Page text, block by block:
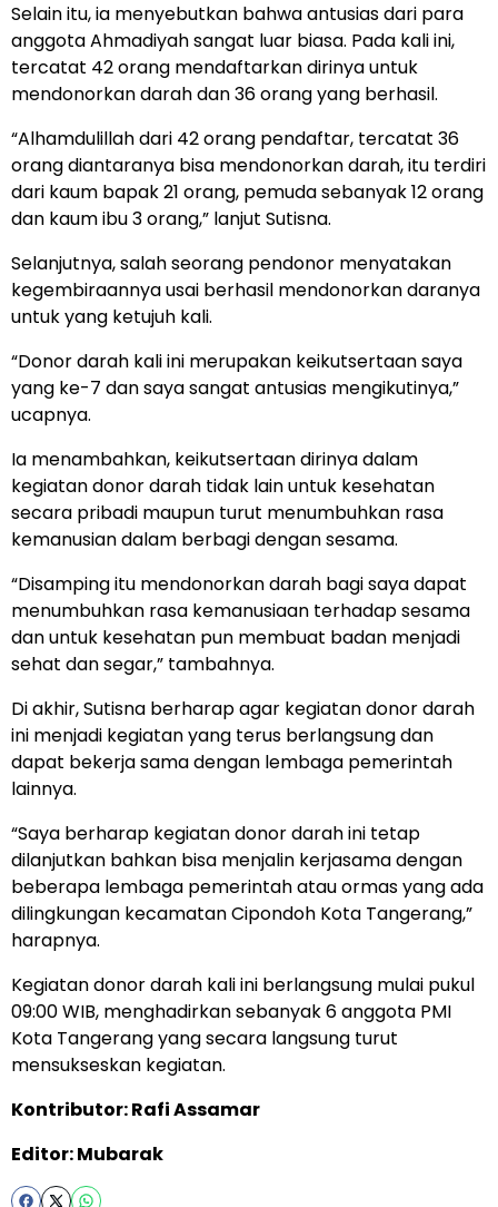
Selain itu, ia menyebutkan bahwa antusias dari para
anggota Ahmadiyah sangat luar biasa. Pada kali ini,
tercatat 42 orang mendaftarkan dirinya untuk
mendonorkan darah dan 36 orang yang berhasil.
“Alhamdulillah dari 42 orang pendaftar, tercatat 36
orang diantaranya bisa mendonorkan darah, itu terdiri
dari kaum bapak 21 orang, pemuda sebanyak 12 orang
dan kaum ibu 3 orang,” lanjut Sutisna.
Selanjutnya, salah seorang pendonor menyatakan
kegembiraannya usai berhasil mendonorkan daranya
untuk yang ketujuh kali.
“Donor darah kali ini merupakan keikutsertaan saya
yang ke-7 dan saya sangat antusias mengikutinya,”
ucapnya.
Ia menambahkan, keikutsertaan dirinya dalam
kegiatan donor darah tidak lain untuk kesehatan
secara pribadi maupun turut menumbuhkan rasa
kemanusian dalam berbagi dengan sesama.
“Disamping itu mendonorkan darah bagi saya dapat
menumbuhkan rasa kemanusiaan terhadap sesama
dan untuk kesehatan pun membuat badan menjadi
sehat dan segar,” tambahnya.
Di akhir, Sutisna berharap agar kegiatan donor darah
ini menjadi kegiatan yang terus berlangsung dan
dapat bekerja sama dengan lembaga pemerintah
lainnya.
“Saya berharap kegiatan donor darah ini tetap
dilanjutkan bahkan bisa menjalin kerjasama dengan
beberapa lembaga pemerintah atau ormas yang ada
dilingkungan kecamatan Cipondoh Kota Tangerang,”
harapnya.
Kegiatan donor darah kali ini berlangsung mulai pukul
09:00 WIB, menghadirkan sebanyak 6 anggota PMI
Kota Tangerang yang secara langsung turut
mensukseskan kegiatan.
Kontributor: Rafi Assamar
Editor: Mubarak